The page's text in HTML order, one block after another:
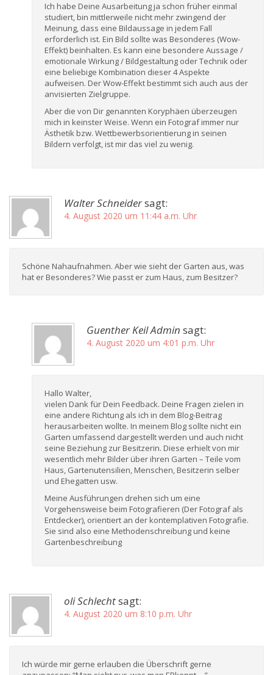
Ich habe Deine Ausarbeitung ja schon früher einmal
studiert, bin mittlerweile nicht mehr zwingend der
Meinung, dass eine Bildaussage in jedem Fall
erforderlich ist. Ein Bild sollte was Besonderes (Wow-
Effekt) beinhalten. Es kann eine besondere Aussage /
emotionale Wirkung / Bildgestaltung oder Technik oder
eine beliebige Kombination dieser 4 Aspekte
aufweisen. Der Wow-Effekt bestimmt sich auch aus der
anvisierten Zielgruppe.
Aber die von Dir genannten Koryphäen überzeugen
mich in keinster Weise. Wenn ein Fotograf immer nur
Ästhetik bzw. Wettbewerbsorientierung in seinen
Bildern verfolgt, ist mir das viel zu wenig.
Walter Schneidersagt:
4. August 2020 um 11:44 a.m. Uhr
Schöne Nahaufnahmen. Aber wie sieht der Garten aus, was
hat er Besonderes? Wie passt er zum Haus, zum Besitzer?
Guenther Keil Admin sagt:
4. August 2020 um 4:01 p.m. Uhr
Hallo Walter,
vielen Dank für Dein Feedback. Deine Fragen zielen in
eine andere Richtung als ich in dem Blog-Beitrag
herausarbeiten wollte. In meinem Blog sollte nicht ein
Garten umfassend dargestellt werden und auch nicht
seine Beziehung zur Besitzerin. Diese erhielt von mir
wesentlich mehr Bilder über ihren Garten – Teile vom
Haus, Gartenutensilien, Menschen, Besitzerin selber
und Ehegatten usw.
Meine Ausführungen drehen sich um eine
Vorgehensweise beim Fotografieren (Der Fotograf als
Entdecker), orientiert an der kontemplativen Fotografie.
Sie sind also eine Methodenschreibung und keine
Gartenbeschreibung
oli Schlechtsagt:
4. August 2020 um 8:10 p.m. Uhr
Ich würde mir gerne erlauben die Überschrift gerne